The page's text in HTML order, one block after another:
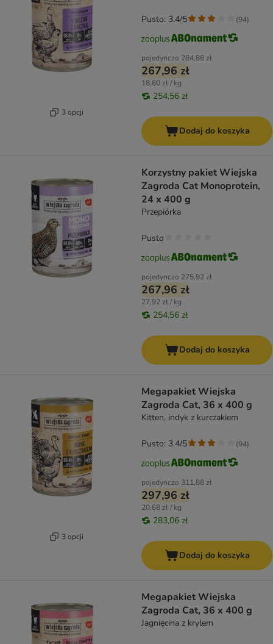
3 opcji
pojedynczo 284,88 zł
267,96 zł
18,60 zł / kg
254,56 zł
Pusto: 3.4/5 (94)
Dodaj do koszyka
Korzystny pakiet Wiejska
Zagroda Cat Monoprotein,
24 x 400 g
Przepiórka
pojedynczo 275,92 zł
267,96 zł
27,92 zł / kg
254,56 zł
Pusto
Dodaj do koszyka
3 opcji
Megapakiet Wiejska
Zagroda Cat, 36 x 400 g
Kitten, indyk z kurczakiem
pojedynczo 311,88 zł
297,96 zł
20,68 zł / kg
283,06 zł
Pusto: 3.4/5 (94)
Dodaj do koszyka
Megapakiet Wiejska
Zagroda Cat, 36 x 400 g
Jagnięcina z krylem